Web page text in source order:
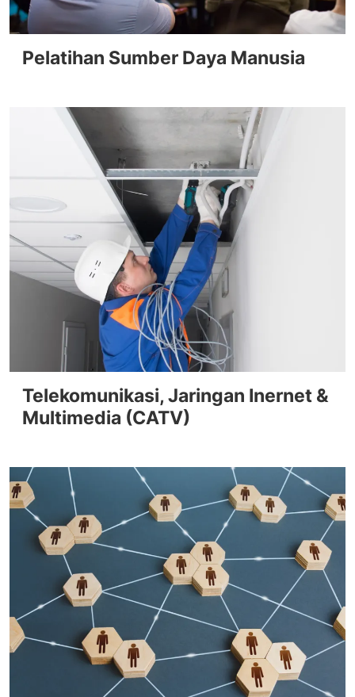
Pelatihan Sumber Daya Manusia
Telekomunikasi, Jaringan Inernet &
Multimedia (CATV)